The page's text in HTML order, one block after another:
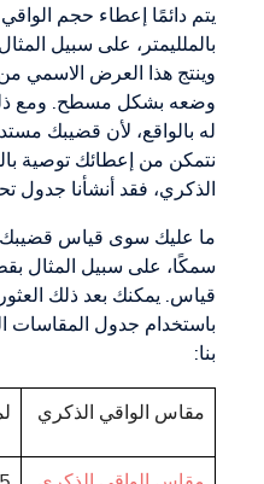
يتم دائمًا إعطاء حجم
وينتج هذا العرض الاسمي
وضعه بشكل مسطح. ومع
له بالواقع، لأن قضيبك
نتمكن من إعطائك توصية
الذكري، فقد أنشأنا جدول
ما عليك سوى قياس قضيبك
سمكًا، على سبيل المثال
قياس. يمكنك بعد ذلك
باستخدام جدول المقاسات
بنا:
مقاس الواقي الذكري